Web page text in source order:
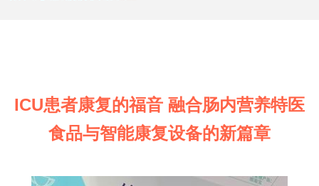
ICU患者康复的福音 融合肠内营养特医
食品与智能康复设备的新篇章